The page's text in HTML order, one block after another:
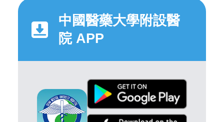
中國醫藥大學附設醫
院 APP